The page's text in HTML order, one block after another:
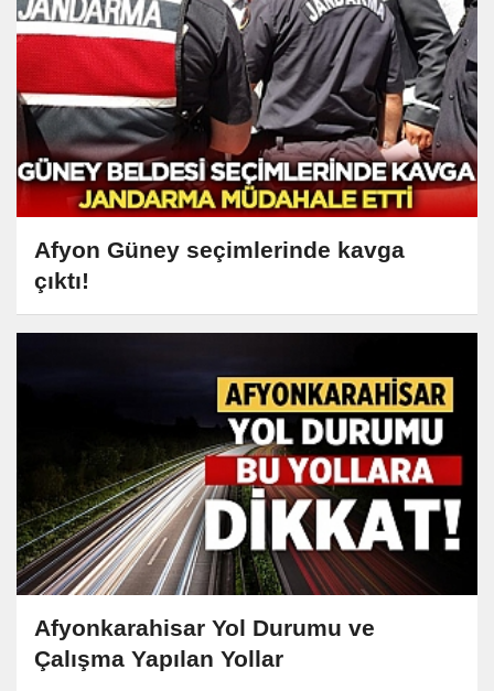
Afyon Güney seçimlerinde kavga
çıktı!
Afyonkarahisar Yol Durumu ve
Çalışma Yapılan Yollar